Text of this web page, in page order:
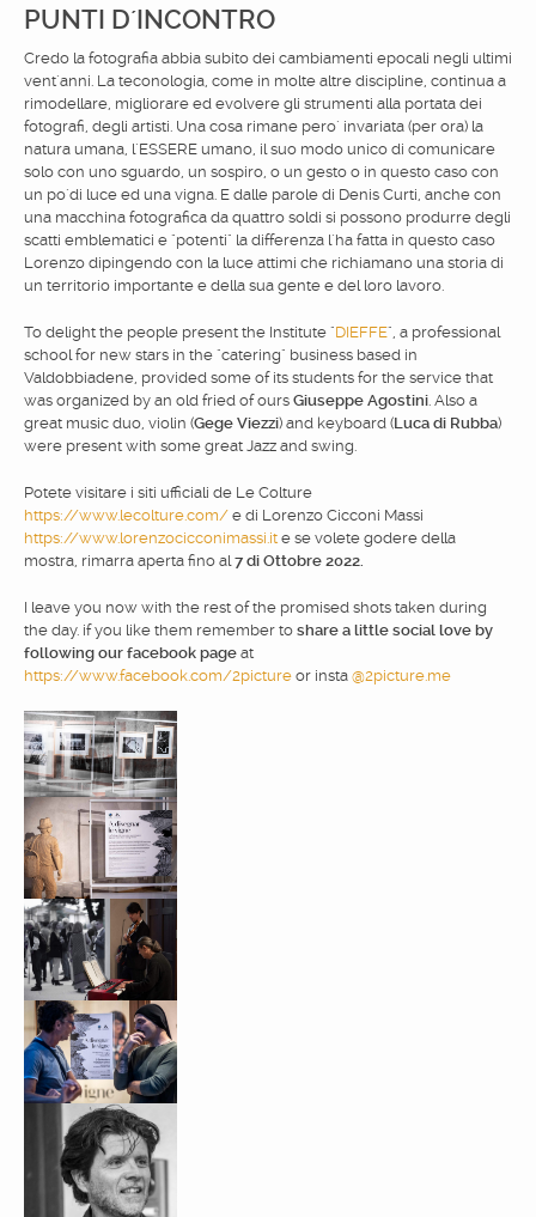
PUNTI D´INCONTRO
Credo la fotografia abbia subito dei cambiamenti epocali negli ultimi
vent´anni. La teconologia, come in molte altre discipline, continua a
rimodellare, migliorare ed evolvere gli strumenti alla portata dei
fotografi, degli artisti. Una cosa rimane pero´ invariata (per ora) la
natura umana, l´ESSERE umano, il suo modo unico di comunicare
solo con uno sguardo, un sospiro, o un gesto o in questo caso con
un po´di luce ed una vigna. E dalle parole di Denis Curti, anche con
una macchina fotografica da quattro soldi si possono produrre degli
scatti emblematici e "potenti" la differenza l´ha fatta in questo caso
Lorenzo dipingendo con la luce attimi che richiamano una storia di
un territorio importante e della sua gente e del loro lavoro.
To delight the people present the Institute "DIEFFE", a professional
school for new stars in the "catering" business based in
Valdobbiadene, provided some of its students for the service that
was organized by an old fried of ours Giuseppe Agostini . Also a
great music duo, violin (Gege Viezzi) and keyboard (Luca di Rubba)
were present with some great Jazz and swing.
Potete visitare i siti ufficiali de Le Colture
https://www.lecolture.com/ e di Lorenzo Cicconi Massi
https://www.lorenzocicconimassi.it e se volete godere della
mostra, rimarra aperta fino al 7 di Ottobre 2022.
I leave you now with the rest of the promised shots taken during
the day. if you like them remember to share a little social love by
following our facebook page at
https://www.facebook.com/2picture or insta @2picture.me